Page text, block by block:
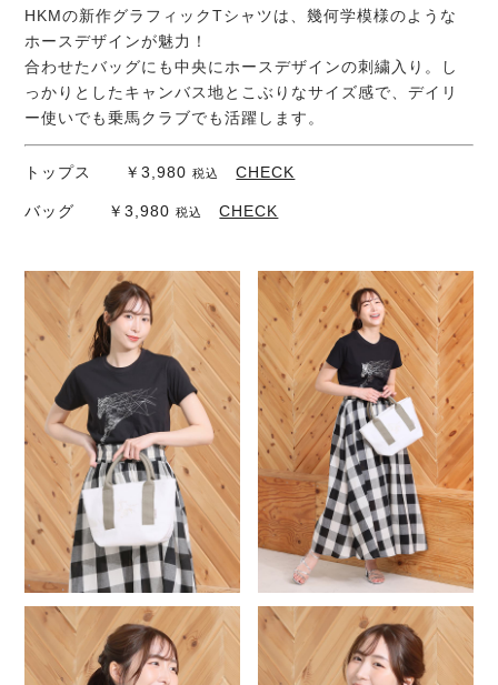
HKMの新作グラフィックTシャツは、幾何学模様のような
ホースデザインが魅力！
合わせたバッグにも中央にホースデザインの刺繍入り。し
っかりとしたキャンバス地とこぶりなサイズ感で、デイリ
ー使いでも乗馬クラブでも活躍します。
トップス ￥3,980税込 CHECK
バッグ ￥3,980税込 CHECK